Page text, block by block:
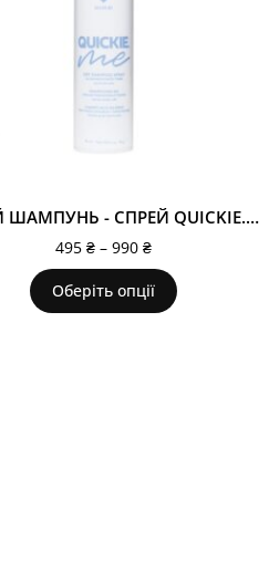
СУХИЙ ШАМПУНЬ - СПРЕЙ QUICKIE.ME BLONDE
495 ₴ – 990 ₴
Оберіть опції